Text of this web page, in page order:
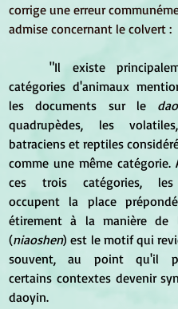
corrige une erreur
admise concernant le colvert :
catégories d'animaux
les documents sur le
quadrupèdes, les
batraciens et reptiles
comme une même catégorie.
ces trois catégories, les
occupent la place
étirement à la manière de
(niaoshen) est le motif qui
souvent, au point qu'il
certains contextes devenir
daoyin.